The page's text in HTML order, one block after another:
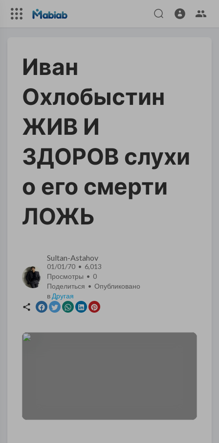
Иван
Охлобыстин
ЖИВ И
ЗДОРОВ слухи
о его смерти
ЛОЖЬ
Sultan-Astahov
01/01/70 • 6,013
Просмотры • 0
Поделиться • Опубликовано
в Другая